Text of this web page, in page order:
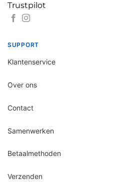
Trustpilot
SUPPORT
Klantenservice
Over ons
Contact
Samenwerken
Betaalmethoden
Verzenden